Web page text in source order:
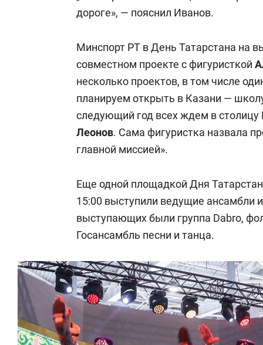
дороге», — пояснил Иванов.
Минспорт РТ в День Татарстана на
совместном проекте с фигуристкой
несколько проектов, в том числе
планируем открыть в Казани —
следующий год всех ждем в
Леонов. Сама фигуристка назвала
главной миссией».
Еще одной площадкой Дня
15:00 выступили ведущие ансамбли
выступающих были группа Dabro,
Госансамбль песни и танца.